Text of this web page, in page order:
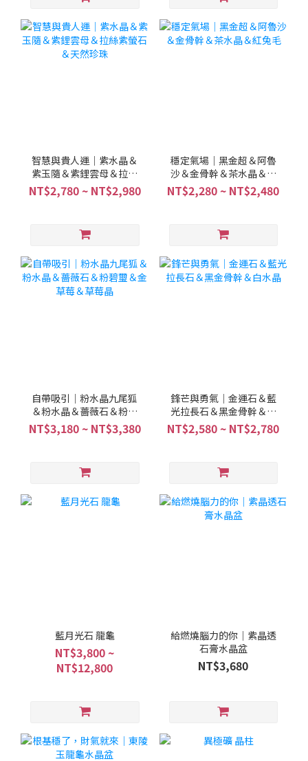
智慧與貴人運｜紫水晶＆
紫玉隨＆紫鋰雲母＆拉絲
紫螢石＆天然珍珠
NT$2,780 ~ NT$2,980
穩定氣場｜黑金超＆阿魯
沙＆金骨幹＆茶水晶＆紅
兔毛
NT$2,280 ~ NT$2,480
自帶吸引｜粉水晶九尾狐
＆粉水晶＆薔薇石＆粉碧
璽＆金草莓＆草莓晶
NT$3,180 ~ NT$3,380
鋒芒與勇氣｜金運石＆藍
光拉長石＆黑金骨幹＆白
水晶
NT$2,580 ~ NT$2,780
藍月光石 龍龜
NT$3,800 ~
NT$12,800
給燃燒腦力的你｜紫晶透
石膏水晶盆
NT$3,680